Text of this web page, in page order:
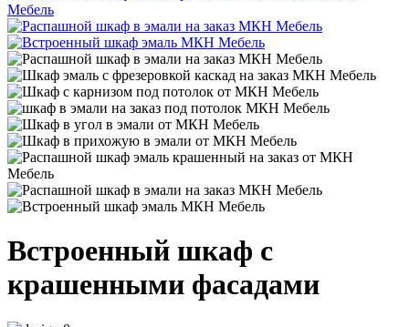
Встроенный шкаф с
крашенными фасадами